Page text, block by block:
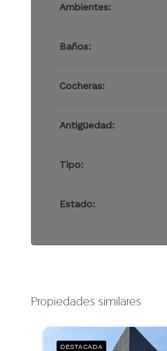
Ambientes:
Baños:
Cocheras:
Antigüedad:
Tipo:
Estado:
Propiedades similares
DESTACADA